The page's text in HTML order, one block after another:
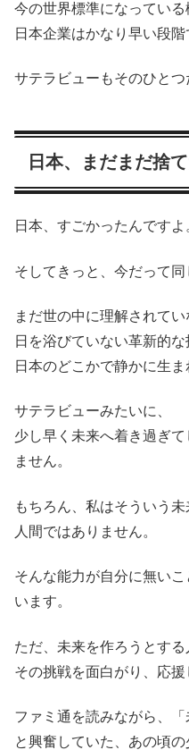
今の世界標準になっている
日本企業はかなり早い段階
サテラビューもそのひとつ
日本、まだまだ捨
日本、すごかったんですよ
そしてきっと、今だって同
まだ世の中に理解されてい
日を浴びていない革新的な
日本のどこかで静かに生ま
サテラビューみたいに、
少し早く未来へ着き過ぎ
ません。
もちろん、私はそういう
人間ではありません。
そんな能力が自分に無い
います。
ただ、未来を作ろうとする
その挑戦を面白がり、応援
ファミ通を読みながら、「
と興奮していた、あの頃の